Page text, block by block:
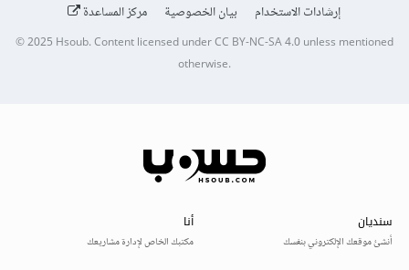
إرشادات الاستخدام
بيان الخصوصية مركز المساعدة
© 2025Hsoub.Content licensed underCC BY-NC-SA 4.0unless mentioned
otherwise.